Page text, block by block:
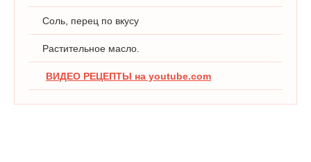
Соль, перец по вкусу
Растительное масло.
ВИДЕО РЕЦЕПТЫ на youtube.com